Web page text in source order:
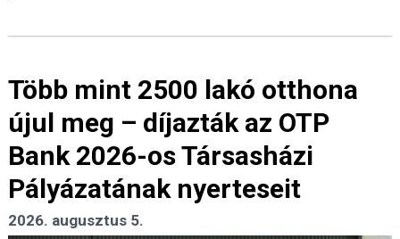
Több mint 2500 lakó otthona
újul meg – díjazták az OTP
Bank 2026-os Társasházi
Pályázatának nyerteseit
2026. augusztus 5.